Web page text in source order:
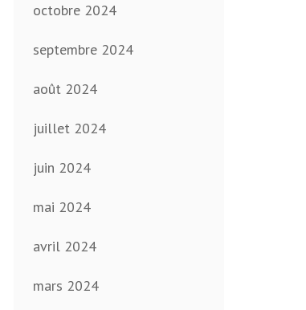
octobre 2024
septembre 2024
août 2024
juillet 2024
juin 2024
mai 2024
avril 2024
mars 2024